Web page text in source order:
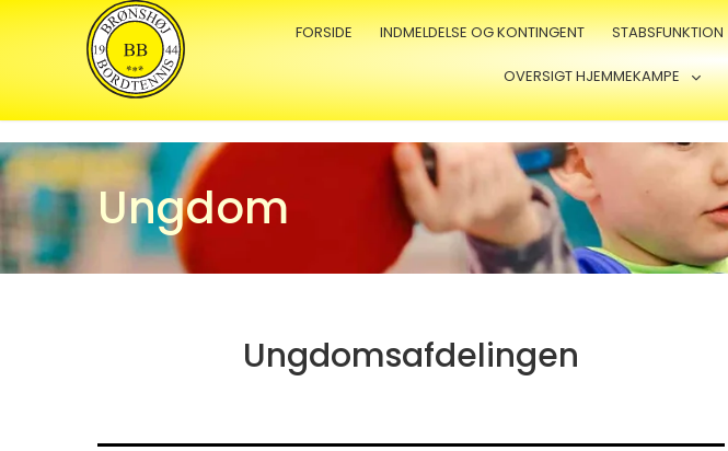
FORSIDE INDMELDELSE OG KONTINGENT STABSFUNKTION
OVERSIGT HJEMMEKAMPE
Ungdom
Ungdomsafdelingen